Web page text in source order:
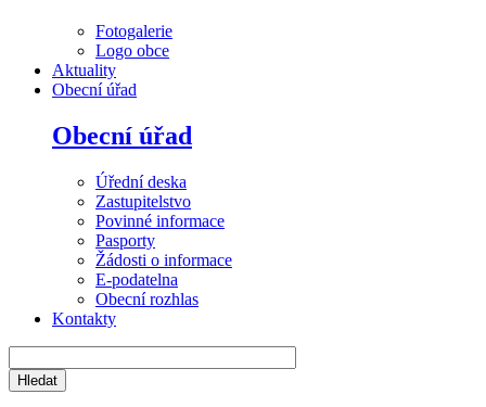
Fotogalerie
Logo obce
Aktuality
Obecní úřad
Obecní úřad
Úřední deska
Zastupitelstvo
Povinné informace
Pasporty
Žádosti o informace
E-podatelna
Obecní rozhlas
Kontakty